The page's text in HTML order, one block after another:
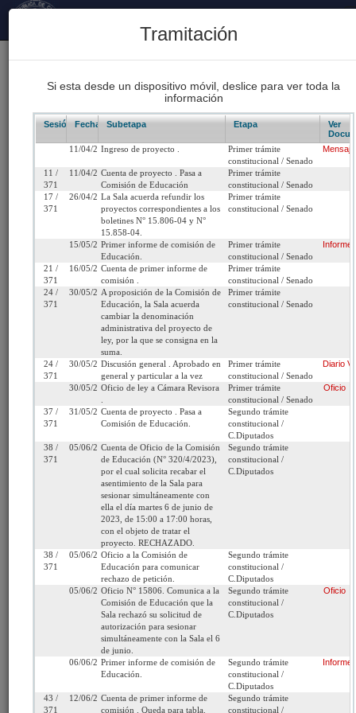
Proyectos de Ley Despachados 93
62
Boletín 15806-04
Inicio
Título:
Interpreta el artículo cuadragésimo segundo
transitorio de la ley N° 21.040, que crea el
de Educación Pública, con el objeto de
ingresos de los trabajadores que indica
a los Servicios Locales de Educación Pública
Fecha de
Ingreso:
Martes 11 de Abril, 2023
Urgencia
Actual:
Sin urgencia
de Origen:
Iniciativa:
Proyecto de ley Refundido:
Tramitación terminada
Ley N° 21.583 (Diario
Oficial del 08/07/2023)
compartir:
http://www.senado.cl/appsenado/templates/tramitacion/
boletin_ini=15806-04
Seleccione la información que desea
ver:
Tramitación
Si esta desde un dispositivo móvil, deslice para ver toda la
información
Sesión/Leg.
Fecha Subetapa Etapa
Ver
11/04/2023Ingreso de proyecto .
Primer trámite
constitucional / Senado
11 /
371
11/04/2023Cuenta de proyecto . Pasa a
Comisión de Educación
Primer trámite
constitucional / Senado
17 /
371
26/04/2023La Sala acuerda refundir los
proyectos correspondientes a los
boletines N° 15.806-04 y N°
15.858-04.
Primer trámite
constitucional / Senado
15/05/2023Primer informe de comisión de
Educación.
Primer trámite
constitucional / Senado
Informe
21 /
371
16/05/2023Cuenta de primer informe de
comisión .
Primer trámite
constitucional / Senado
24 /
371
30/05/2023A proposición de la Comisión de
Educación, la Sala acuerda
cambiar la denominación
administrativa del proyecto de
ley, por la que se consigna en la
suma.
Primer trámite
constitucional / Senado
24 /
371
30/05/2023Discusión general . Aprobado en
general y particular a la vez
Primer trámite
constitucional / Senado
Diario
30/05/2023Oficio de ley a Cámara Revisora
Primer trámite
constitucional / Senado
Oficio
37 /
371
31/05/2023Cuenta de proyecto . Pasa a
Comisión de Educación.
Segundo trámite
constitucional /
C.Diputados
38 /
371
05/06/2023Cuenta de Oficio de la Comisión
de Educación (N° 320/4/2023),
por el cual solicita recabar el
asentimiento de la Sala para
sesionar simultáneamente con
ella el día martes 6 de junio de
2023, de 15:00 a 17:00 horas,
con el objeto de tratar el
proyecto. RECHAZADO.
Segundo trámite
constitucional /
C.Diputados
38 /
371
05/06/2023Oficio a la Comisión de
Educación para comunicar
rechazo de petición.
Segundo trámite
constitucional /
C.Diputados
05/06/2023Oficio N° 15806. Comunica a la
Comisión de Educación que la
Sala rechazó su solicitud de
autorización para sesionar
simultáneamente con la Sala el 6
de junio.
Segundo trámite
constitucional /
C.Diputados
Oficio
06/06/2023Primer informe de comisión de
Educación.
Segundo trámite
constitucional /
C.Diputados
Informe
43 /
371
12/06/2023Cuenta de primer informe de
comisión . Queda para tabla.
Segundo trámite
constitucional /